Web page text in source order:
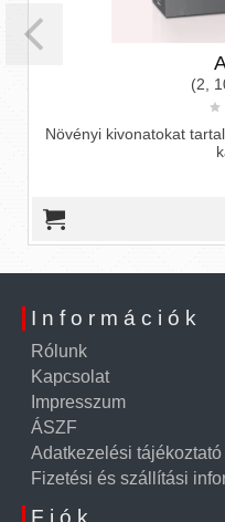
(2,
Növényi kivonatokat
Információk
Rólunk
Kapcsolat
Impresszum
ÁSZF
Adatkezelési tájékoztató
Fizetési és szállítási
Fiók